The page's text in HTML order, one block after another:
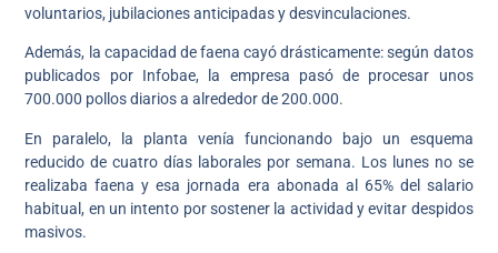
voluntarios, jubilaciones anticipadas y desvinculaciones.
Además, la capacidad de faena cayó drásticamente: según datos
publicados por Infobae, la empresa pasó de procesar unos
700.000 pollos diarios a alrededor de 200.000.
En paralelo, la planta venía funcionando bajo un esquema
reducido de cuatro días laborales por semana. Los lunes no se
realizaba faena y esa jornada era abonada al 65% del salario
habitual, en un intento por sostener la actividad y evitar despidos
masivos.